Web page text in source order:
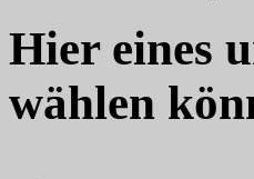
Hier eines
wählen